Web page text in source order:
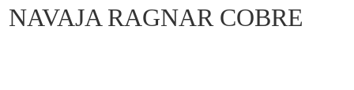
NAVAJA RAGNAR COBRE